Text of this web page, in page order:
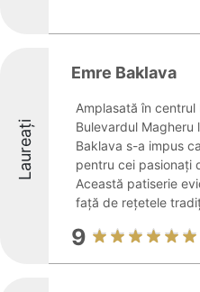
Laureați
Emre Baklava
Amplasată în
Bulevardul Magheru
Baklava s-a impus
pentru cei pasionați
Această patiserie
față de rețetele
9